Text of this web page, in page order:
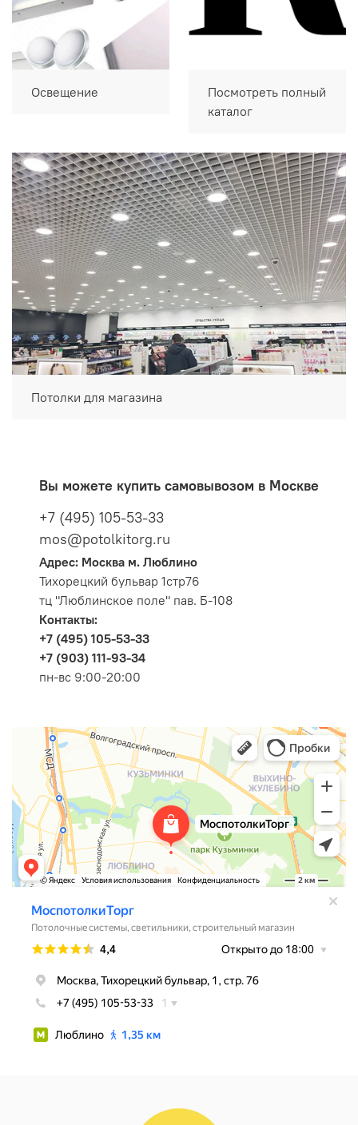
Освещение
Посмотреть полный
каталог
Потолки для магазина
Вы можете купить самовывозом в Москве
+7 (495) 105-53-33
mos@potolkitorg.ru
Адрес: Москва м. Люблино
Тихорецкий бульвар 1стр76
тц "Люблинское поле" пав. Б-108
Контакты:
+7 (495) 105-53-33
+7 (903) 111-93-34
пн-вс 9:00-20:00